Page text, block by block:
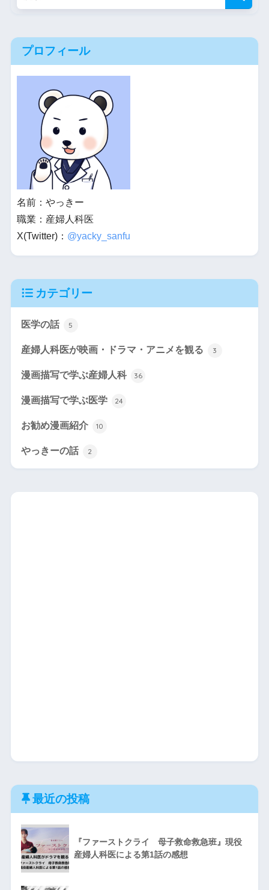
プロフィール
名前：やっきー
職業：産婦人科医
X(Twitter)： @yacky_sanfu
カテゴリー
医学の話 5
産婦人科医が映画・ドラマ・アニメを観る 3
漫画描写で学ぶ産婦人科 36
漫画描写で学ぶ医学 24
お勧め漫画紹介 10
やっきーの話 2
最近の投稿
『ファーストクライ 母子救命救急班』現役
産婦人科医による第1話の感想